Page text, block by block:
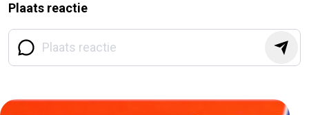
Plaats reactie